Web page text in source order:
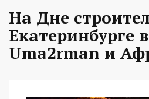
На Дне
Екатеринбурге
Uma2rman и